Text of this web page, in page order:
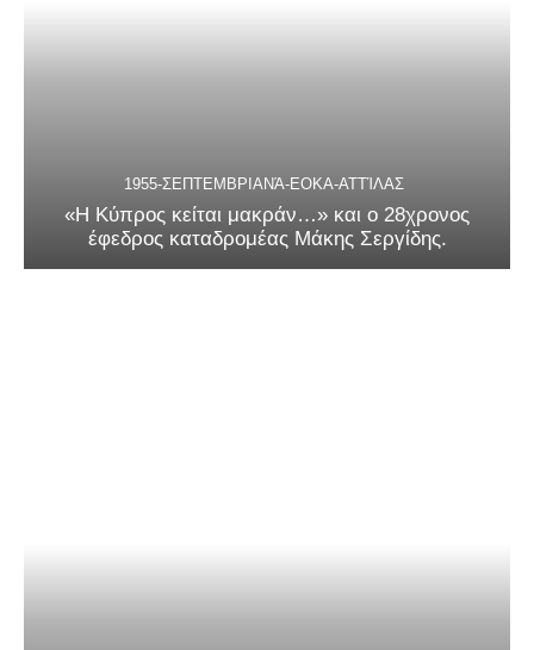
1955-ΣΕΠΤΕΜΒΡΙΑΝΆ-ΕΟΚΑ-ΑΤΤΊΛΑΣ
«Η Κύπρος κείται μακράν…» και ο 28χρονος
έφεδρος καταδρομέας Μάκης Σεργίδης.